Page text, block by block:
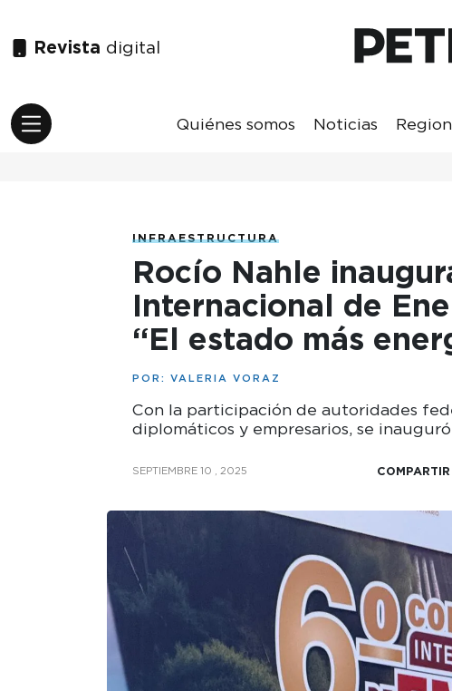
Revista digital
Quiénes somos Noticias
INFRAESTRUCTURA
Rocío Nahle
Internacional de
“El estado más
POR: VALERIA VORAZ
Con la participación de autoridades
diplomáticos y empresarios, se
SEPTIEMBRE 10 , 2025 COMPARTIR